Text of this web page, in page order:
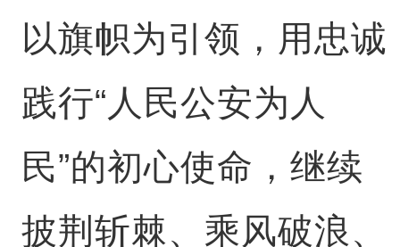
以旗帜为引领，用忠诚
践行“人民公安为人
民”的初心使命，继续
披荆斩棘、乘风破浪、